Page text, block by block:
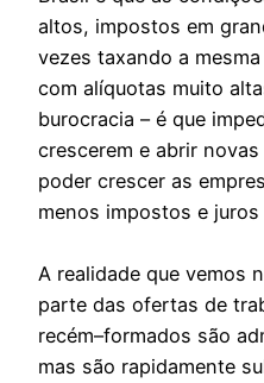
altos, impostos em
vezes taxando a
com alíquotas muito
burocracia – é que
crescerem e abrir
poder crescer as
menos impostos e juros
A realidade que vemos
parte das ofertas de
recém–formados são
mas são rapidamente